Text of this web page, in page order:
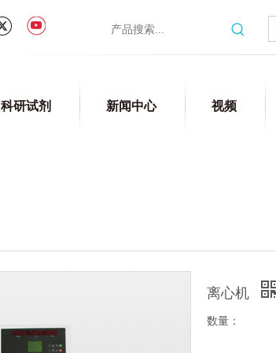
科研试剂 新闻中心 视频
离心机
数量：